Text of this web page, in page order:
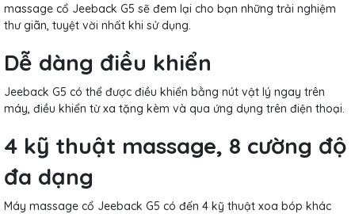
massage cổ Jeeback G5 sẽ đem lại cho bạn những trải nghiệm
thư giãn, tuyệt vời nhất khi sử dụng.
Dễ dàng điều khiển
Jeeback G5 có thể được điều khiển bằng nút vật lý ngay trên
máy, điều khiển từ xa tặng kèm và qua ứng dụng trên điện thoại.
4 kỹ thuật massage, 8 cường độ
đa dạng
Máy massage cổ Jeeback G5 có đến 4 kỹ thuật xoa bóp khác